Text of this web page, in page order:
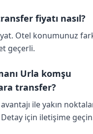
fiyatı nasıl?
Otel konumunuz
geçerli.
Urla komşu
transfer?
ile yakın
Detay için iletişime